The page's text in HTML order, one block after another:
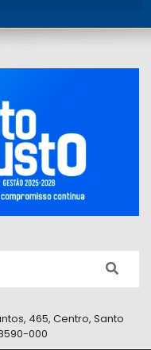
465, Centro, Santo
000